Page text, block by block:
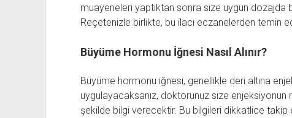
muayeneleri yaptıktan sonra size uygun
Reçetenizle birlikte, bu ilacı eczanelerden temin
Büyüme Hormonu İğnesi Nasıl Alınır?
Büyüme hormonu iğnesi, genellikle deri altına
uygulayacaksanız, doktorunuz size enjeksiyonun
şekilde bilgi verecektir. Bu bilgileri dikkatlice